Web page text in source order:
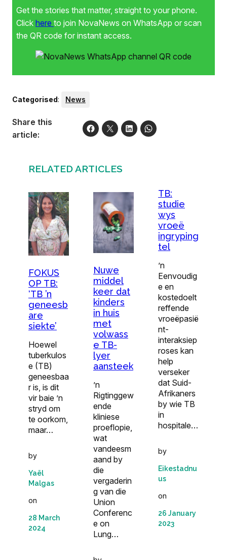
Get the stories that matter, straight to your phone.
Click here to join NovaNews on WhatsApp or scan
the QR code for instant access.
Categorised: News
Share this
article:
RELATED ARTICLES
FOKUS
OP TB:
‘TB ’n
geneesb
are
siekte’
Hoewel
tuberkulos
e (TB)
geneesbaa
r is, is dit
vir baie ’n
stryd om
te oorkom,
maar…
by
Yaël
Malgas
on
28 March
2024
Nuwe
middel
keer dat
kinders
in huis
met
volwass
e TB-
lyer
aansteek
’n
Rigtinggew
ende
kliniese
proeflopie,
wat
vandeesm
aand by
die
vergaderin
g van die
Union
Conferenc
e on
Lung…
TB:
studie
wys
vroeë
ingryping
tel
’n
Eenvoudig
e en
kostedoelt
reffende
vroeëpasië
nt-
interaksiep
roses kan
help
verseker
dat Suid-
Afrikaners
by wie TB
in
hospitale…
by
Eikestadnu
us
on
26 January
2023